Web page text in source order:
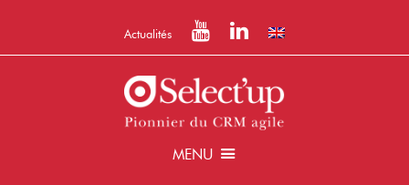
Actualités
MENU